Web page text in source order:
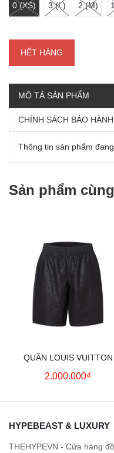
0 (XS) 3 (L) 2 (M)
HẾT HÀNG
MÔ TẢ SẢN PHẨM
CHÍNH SÁCH BẢO HÀNH
Thông tin sản phẩm
Sản phẩm
QUẦN LOUIS VUITTON
MONOGRAM MOIRE
2.000.000₫
HYPEBEAST & LUXURY
THEHYPEVN - Cửa hàng